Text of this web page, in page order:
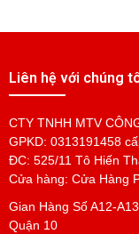
Liên hệ với chúng
CTY TNHH MTV
GPKD: 0313191458
ĐC: 525/11 Tô Hiến
Cửa hàng: Cửa Hàng
Gian Hàng Số A12-
Quận 10